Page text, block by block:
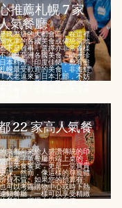
推薦札幌 7 家
氣餐廳
國際級的大都會區，在這裡
水準的各國美食或傳統當地
不是難事，選擇亦非常多樣
論是亞洲各國美食、歐洲珍
本料理、印度佳餚，應有盡
幌最受歡迎的美食，非海鮮
大老遠來到日本北部，不妨
縱一下，犒賞自己一頓美味
22 家高人氣餐
京都向來給人盛讚傳統的印
家老字號餐廳所端上桌的，
場美食饗宴，更是一堂寶貴
課。然而，像這樣的尊寵體
費不貲。如果您的預算有
可以考慮購物中心或時下熱
鎖餐廳，一樣可以享受精緻
餐點，稱得上物超所值。...